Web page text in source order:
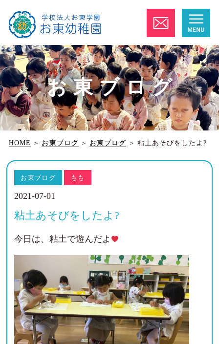
お東ブログ
HOME ＞ お東ブログ ＞ お東ブログ ＞ 粘土あそびをしたよ?
お東ブログ もも
2021-07-01
粘土あそびをしたよ?
今日は、粘土で遊んだよ